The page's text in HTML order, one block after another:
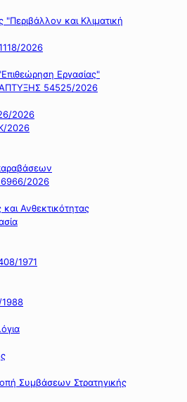
και Κλιματική
2026
Εργασίας"
54525/2026
2026
2026
2026
Ανθεκτικότητας
1971
Συμβάσεων Στρατηγικής